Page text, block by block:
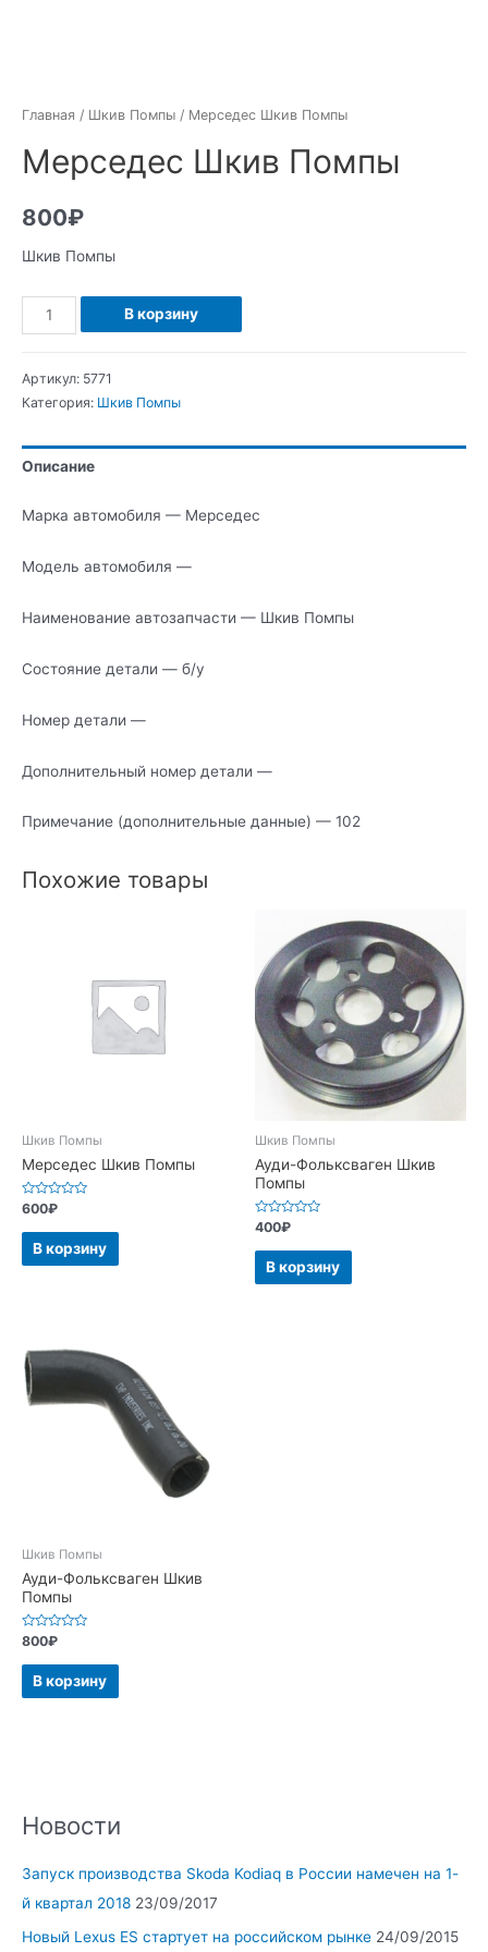
Новости
Запуск производства Skoda Kodiaq в России намечен на 1-
й квартал 2018 23/09/2017
Новый Lexus ES стартует на российском рынке 24/09/2015
Главная / Шкив Помпы / Мерседес Шкив Помпы
Мерседес Шкив Помпы
800₽
Шкив Помпы
Количество
Мерседес
Помпы
В корзину
Артикул: 5771
Категория: Шкив Помпы
Описание
Марка автомобиля — Мерседес
Модель автомобиля —
Наименование автозапчасти — Шкив Помпы
Состояние детали — б/у
Номер детали —
Дополнительный номер детали —
Примечание (дополнительные данные) — 102
Похожие товары
Шкив Помпы
Мерседес Шкив Помпы
Оценка
из
600₽
В корзину
Шкив Помпы
Ауди-Фольксваген Шкив
Помпы
Оценка
из
400₽
В корзину
Шкив Помпы
Ауди-Фольксваген Шкив
Помпы
Оценка
из
800₽
В корзину